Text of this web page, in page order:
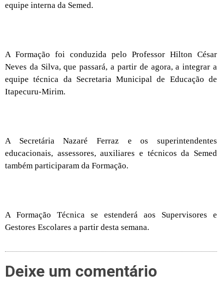
equipe interna da Semed.
A Formação foi conduzida pelo Professor Hilton César
Neves da Silva, que passará, a partir de agora, a integrar a
equipe técnica da Secretaria Municipal de Educação de
Itapecuru-Mirim.
A Secretária Nazaré Ferraz e os superintendentes
educacionais, assessores, auxiliares e técnicos da Semed
também participaram da Formação.
A Formação Técnica se estenderá aos Supervisores e
Gestores Escolares a partir desta semana.
Deixe um comentário